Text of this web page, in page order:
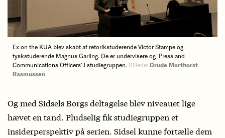
Ex on the KUA blev skabt af retorikstuderende Victor Stampe og
tyskstuderende Magnus Garling. De er undervisere og 'Press and
Communications Officers' i studiegruppen. Billede: Drude Morthorst
Rasmussen
Og med Sidsels Borgs deltagelse blev niveauet lige
hævet en tand. Pludselig fik studiegruppen et
insiderperspektiv på serien. Sidsel kunne fortælle dem